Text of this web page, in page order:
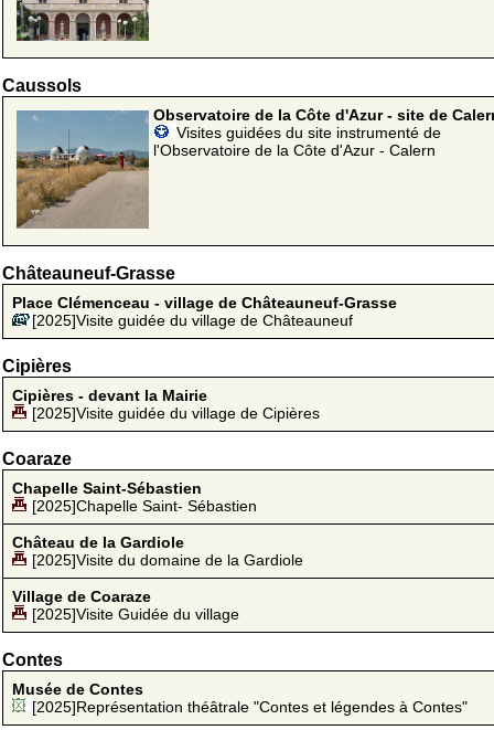
Caussols
Observatoire de la Côte d'Azur - site de
Visites guidées du site instrumenté de
l'Observatoire de la Côte d'Azur - Calern
Châteauneuf-Grasse
Place Clémenceau - village de Châteauneuf-Grasse
[2025]Visite guidée du village de Châteauneuf
Cipières
Cipières - devant la Mairie
[2025]Visite guidée du village de Cipières
Coaraze
Chapelle Saint-Sébastien
[2025]Chapelle Saint- Sébastien
Château de la Gardiole
[2025]Visite du domaine de la Gardiole
Village de Coaraze
[2025]Visite Guidée du village
Contes
Musée de Contes
[2025]Représentation théâtrale "Contes et légendes à Contes"